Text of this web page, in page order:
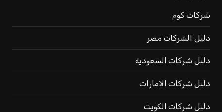
شركات كوم
دليل الشركات مصر
دليل شركات السعودية
دليل شركات الامارات
دليل شركات الكويت